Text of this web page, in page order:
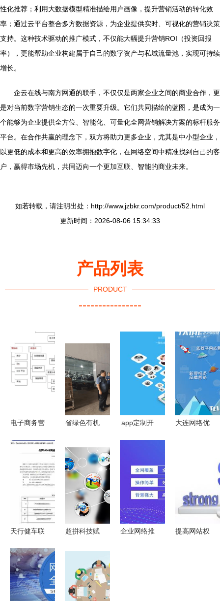
性化推荐；利用大数据模型精准描绘用户画像，提升营销活动的转化效
率；通过云平台整合多方数据资源，为企业提供实时、可视化的营销决策
支持。这种技术驱动的推广模式，不仅能大幅提升营销ROI（投资回报
率），更能帮助企业构建属于自己的数字资产与私域流量池，实现可持续
增长。
企云在线与南方网通的联手，不仅仅是两家企业之间的商业合作，更
是对当前数字营销生态的一次重要升级。它们共同描绘的蓝图，是成为一
个能够为企业提供全方位、智能化、可量化全网营销解决方案的标杆服务
平台。在合作共赢的理念下，双方将助力更多企业，尤其是中小型企业，
以更低的成本和更高的效率拥抱数字化，在网络空间中精准找到自己的客
户，赢得市场先机，共同迈向一个更加互联、智能的商业未来。
如若转载，请注明出处：http://www.jzbkr.com/product/52.html
更新时间：2026-08-06 15:34:33
产品列表
PRODUCT
----------------
电子商务营
络技术推广
策略
省绿色有机
系首席专家
赴五常基地
调研授牌，
网络技术赋
能农业高质
量发展
app定制开
的关系解析
大连网络优
天行健车联
工信部网络
安全技术应
用典型案例
超拼科技赋
助其 涅槃
重生 所为
什么
企业网络推
提高网站权